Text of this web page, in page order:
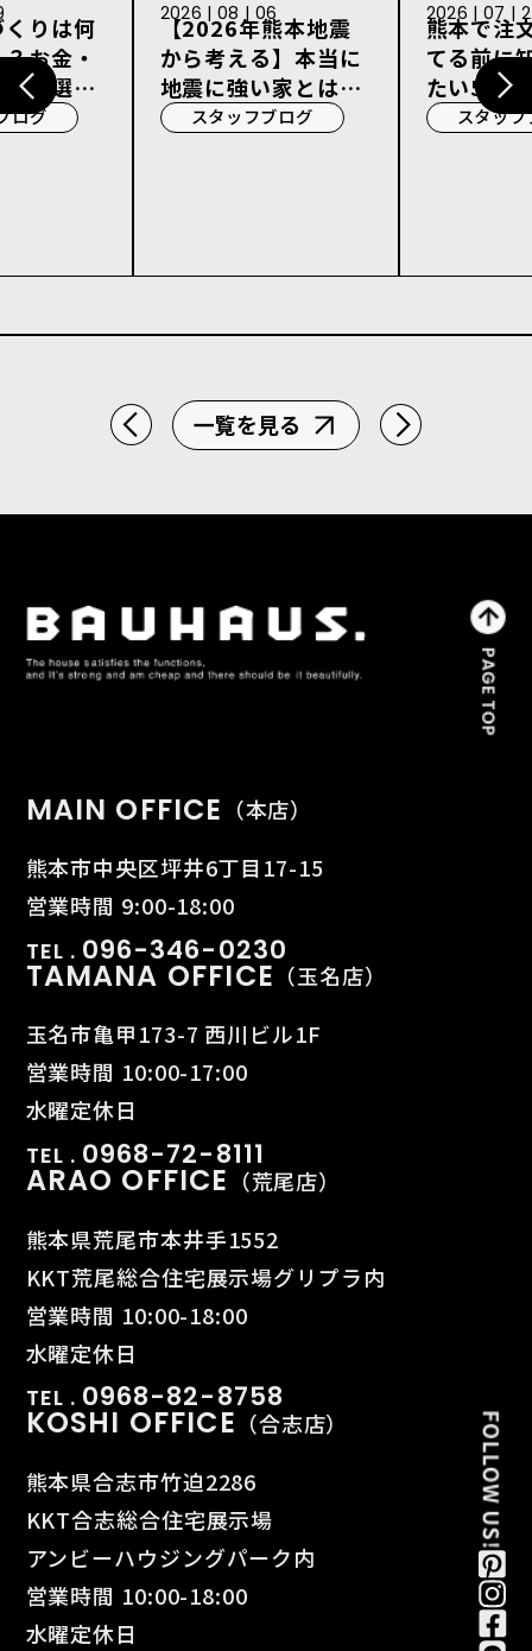
りは何
お金・
社選び
ログ
【2026年熊本地震
から考える】本当に
地震に強い家とは？
耐震等級3・許容応
スタッフブログ
2026 | 08 | 06
熊本で注
てる前に
たい5つ
スタッ
2026 | 07 |
一覧を見る
MAIN OFFICE （本店）
熊本市中央区坪井6丁目17-15
営業時間 9:00-18:00
TEL . 096-346-0230
TAMANA OFFICE （玉名店）
玉名市亀甲173-7 西川ビル1F
営業時間 10:00-17:00
水曜定休日
TEL . 0968-72-8111
ARAO OFFICE （荒尾店）
熊本県荒尾市本井手1552
KKT荒尾総合住宅展示場グリプラ内
営業時間 10:00-18:00
水曜定休日
TEL . 0968-82-8758
KOSHI OFFICE （合志店）
熊本県合志市竹迫2286
KKT合志総合住宅展示場
アンビーハウジングパーク内
営業時間 10:00-18:00
水曜定休日